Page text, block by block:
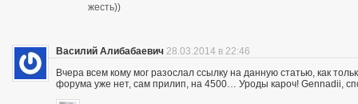
жесть))
Василий Алибабаевич 28.03.2014 в 22:46
Вчера всем кому мог разослал ссылку на данную статью, как
форума уже нет, сам прилип, на 4500… Уроды кароч! Gennadii,